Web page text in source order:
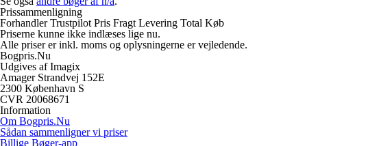
Prissammenligning
Forhandler Trustpilot Pris Fragt Levering Total Køb
Priserne kunne ikke indlæses lige nu.
Alle priser er inkl. moms og oplysningerne er vejledende.
Bogpris.Nu
Udgives af Imagix
Amager Strandvej 152E
2300 København S
CVR 20068671
Information
Om Bogpris.Nu
Sådan sammenligner vi priser
Billige Bøger-app